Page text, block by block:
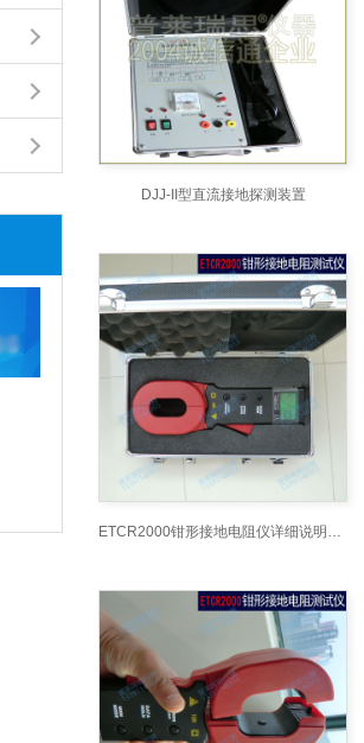
DJJ-II型直流接地探测装置
ETCR2000钳形接地电阻仪详细说明书_2